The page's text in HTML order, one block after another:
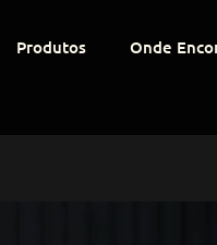
Produtos Onde